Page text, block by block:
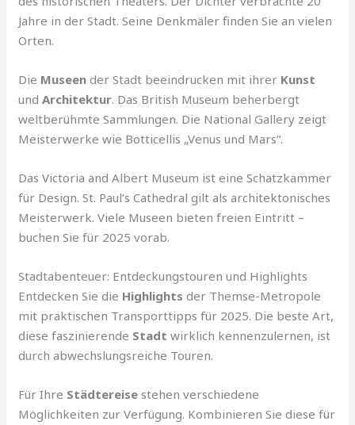
Jahre in der Stadt. Seine Denkmäler finden Sie an vielen
Orten.
Die Museen der Stadt beeindrucken mit ihrer Kunst
undArchitektur. Das British Museum beherbergt
weltberühmte Sammlungen. Die National Gallery zeigt
Meisterwerke wie Botticellis „Venus und Mars“.
Das Victoria and Albert Museum ist eine Schatzkammer
für Design. St. Paul’s Cathedral gilt als architektonisches
Meisterwerk. Viele Museen bieten freien Eintritt –
buchen Sie für 2025 vorab.
Stadtabenteuer: Entdeckungstouren und Highlights
Entdecken Sie die Highlights der Themse-Metropole
mit praktischen Transporttipps für 2025. Die beste Art,
diese faszinierende Stadt wirklich kennenzulernen, ist
durch abwechslungsreiche Touren.
Für Ihre Städtereise stehen verschiedene
Möglichkeiten zur Verfügung. Kombinieren Sie diese für